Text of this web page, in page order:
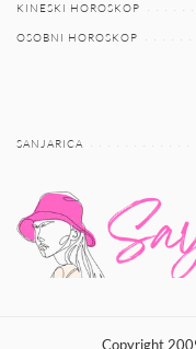
KINESKI HOROSKOP
OSOBNI HOROSKOP
SANJARICA
Copyright